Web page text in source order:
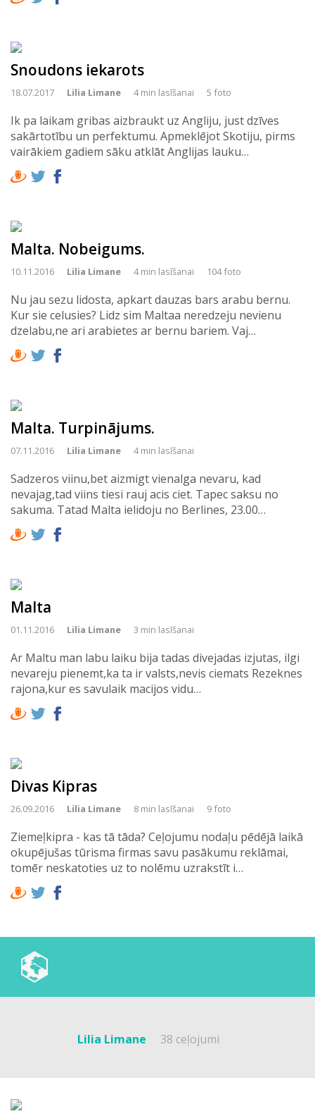
Snoudons iekarots
18.07.2017 Lilia Limane 4 min lasīšanai 5 foto
Ik pa laikam gribas aizbraukt uz Angliju, just dzīves
sakārtotību un perfektumu. Apmeklējot Skotiju, pirms
vairākiem gadiem sāku atklāt Anglijas lauku…
Malta. Nobeigums.
10.11.2016 Lilia Limane 4 min lasīšanai 104 foto
Nu jau sezu lidosta, apkart dauzas bars arabu bernu.
Kur sie celusies? Lidz sim Maltaa neredzeju nevienu
dzelabu,ne ari arabietes ar bernu bariem. Vaj…
Malta. Turpinājums.
07.11.2016 Lilia Limane 4 min lasīšanai
Sadzeros viinu,bet aizmigt vienalga nevaru, kad
nevajag,tad viins tiesi rauj acis ciet. Tapec saksu no
sakuma. Tatad Malta ielidoju no Berlines, 23.00…
Malta
01.11.2016 Lilia Limane 3 min lasīšanai
Ar Maltu man labu laiku bija tadas divejadas izjutas, ilgi
nevareju pienemt,ka ta ir valsts,nevis ciemats Rezeknes
rajona,kur es savulaik macijos vidu…
Divas Kipras
26.09.2016 Lilia Limane 8 min lasīšanai 9 foto
Ziemeļkipra - kas tā tāda? Ceļojumu nodaļu pēdējā laikā
okupējušas tūrisma firmas savu pasākumu reklāmai,
tomēr neskatoties uz to nolēmu uzrakstīt i…
Lilia Limane 38 ceļojumi